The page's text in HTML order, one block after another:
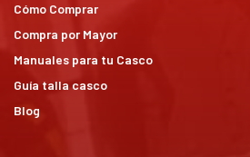
Cómo Comprar
Compra por Mayor
Manuales para tu Casco
Guía talla casco
Blog